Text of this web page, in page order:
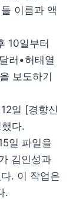
이름과 액
10일부터
러•허태열
보도하기
일 [경향신
다.
일 파일을
김인성과
. 이 작업은
.